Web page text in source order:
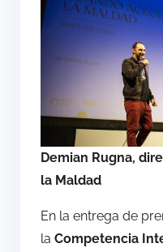
Demian Rugna,
la Maldad
En la entrega de
la Competencia